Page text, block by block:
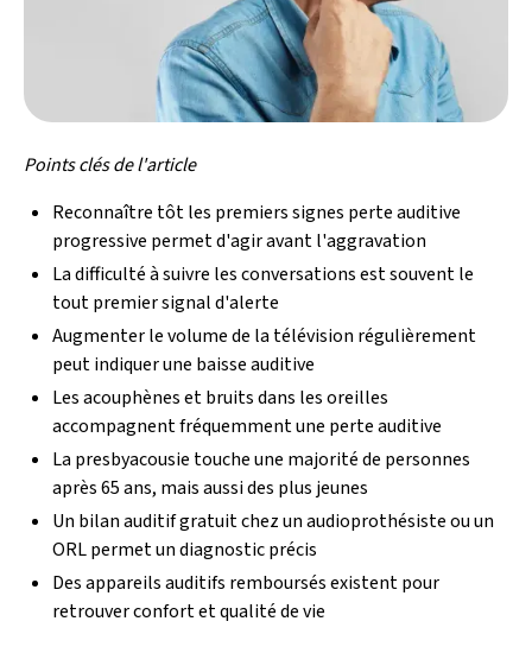
Points clés de l'article
Reconnaître tôt les premiers signes perte auditive
progressive permet d'agir avant l'aggravation
La difficulté à suivre les conversations est souvent le
tout premier signal d'alerte
Augmenter le volume de la télévision régulièrement
peut indiquer une baisse auditive
Les acouphènes et bruits dans les oreilles
accompagnent fréquemment une perte auditive
La presbyacousie touche une majorité de personnes
après 65 ans, mais aussi des plus jeunes
Un bilan auditif gratuit chez un audioprothésiste ou un
ORL permet un diagnostic précis
Des appareils auditifs remboursés existent pour
retrouver confort et qualité de vie